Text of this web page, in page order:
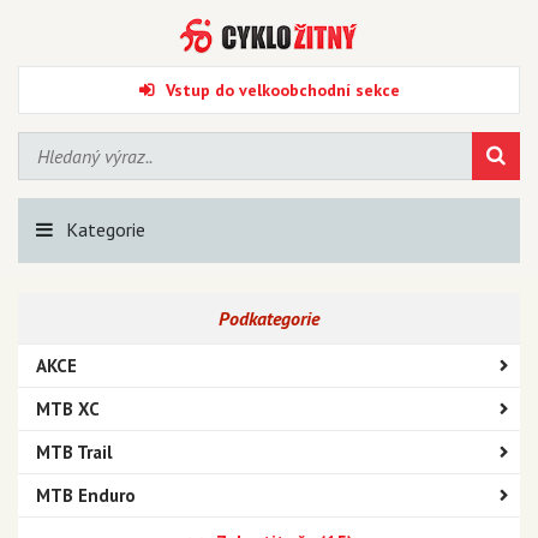
Vstup do velkoobchodní sekce
Kategorie
Podkategorie
AKCE
MTB XC
MTB Trail
MTB Enduro